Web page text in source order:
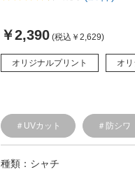
￥2,390 (税込￥2,629)
オリジナルプリント オ
＃UVカット ＃防シワ
種類： シャチ